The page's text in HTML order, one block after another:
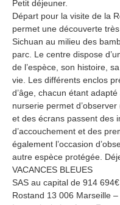
Petit déjeuner.
Départ pour la visite de la
permet une découverte
Sichuan au milieu des
parc. Le centre dispose
de l’espèce, son histoire,
vie. Les différents enclos
d’âge, chacun étant
nurserie permet
et des écrans passent des
d’accouchement et des
également l’occasion
autre espèce protégée.
VACANCES BLEUES
SAS au capital de 914
Rostand 13 006 Marseille